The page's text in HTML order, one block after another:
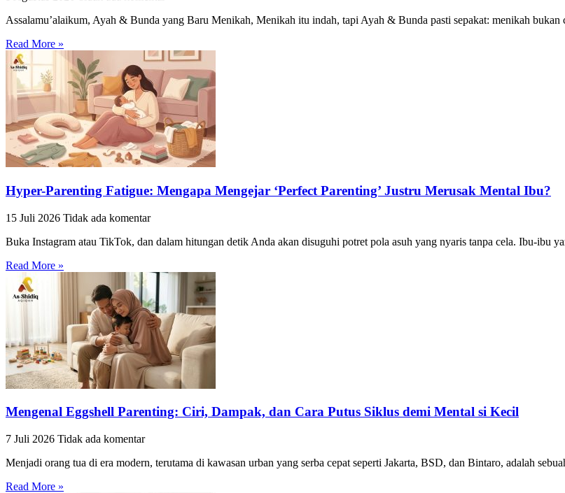
Assalamu’alaikum, Ayah & Bunda yang Baru Menikah, Menikah itu indah, tapi Ayah & Bunda pasti sepakat: menikah bukan
Read More »
Hyper-Parenting Fatigue: Mengapa Mengejar ‘Perfect Parenting’ Justru Merusak Mental Ibu?
15 Juli 2026 Tidak ada komentar
Buka Instagram atau TikTok, dan dalam hitungan detik Anda akan disuguhi potret pola asuh yang nyaris tanpa cela. Ibu-ibu
Read More »
Mengenal Eggshell Parenting: Ciri, Dampak, dan Cara Putus Siklus demi Mental si Kecil
7 Juli 2026 Tidak ada komentar
Menjadi orang tua di era modern, terutama di kawasan urban yang serba cepat seperti Jakarta, BSD, dan Bintaro, adalah
Read More »